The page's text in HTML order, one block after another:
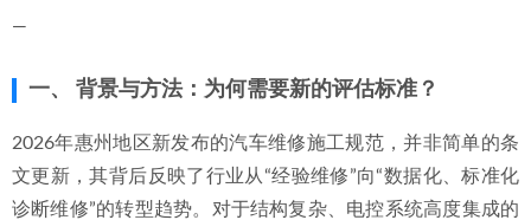
—
一、 背景与方法：为何需要新的评估标准？
2026年惠州地区新发布的汽车维修施工规范，并非简单的条
文更新，其背后反映了行业从“经验维修”向“数据化、标准化
诊断维修”的转型趋势。对于结构复杂、电控系统高度集成的